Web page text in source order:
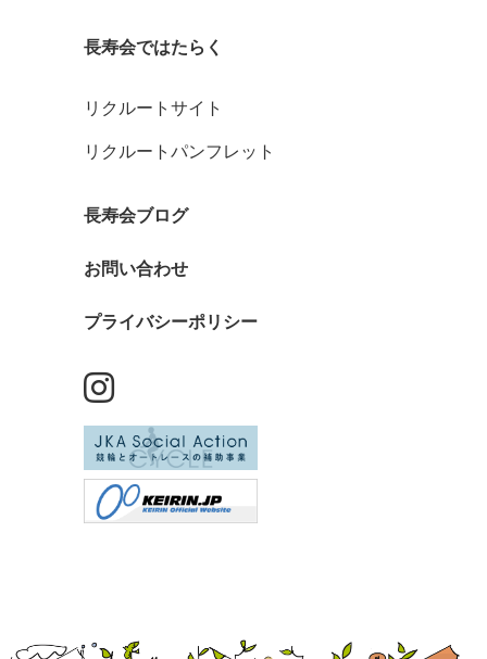
長寿会ではたらく
リクルートサイト
リクルートパンフレット
長寿会ブログ
お問い合わせ
プライバシーポリシー